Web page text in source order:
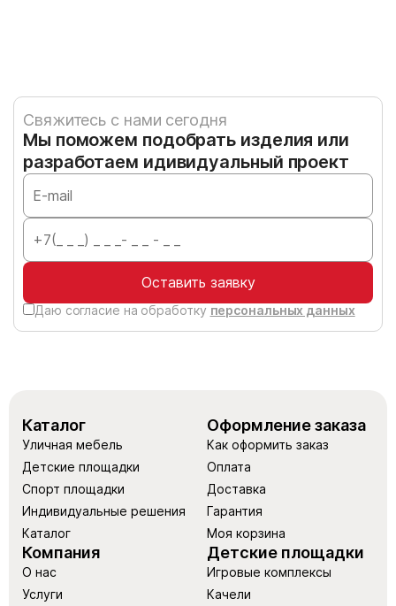
Свяжитесь с нами сегодня
Мы поможем подобрать изделия или
разработаем идивидуальный проект
Оставить заявку
Даю согласие на обработку персональных данных
Каталог
Уличная мебель
Детские площадки
Спорт площадки
Индивидуальные решения
Каталог
Оформление заказа
Как оформить заказ
Оплата
Доставка
Гарантия
Моя корзина
Компания
О нас
Услуги
Детские площадки
Игровые комплексы
Качели